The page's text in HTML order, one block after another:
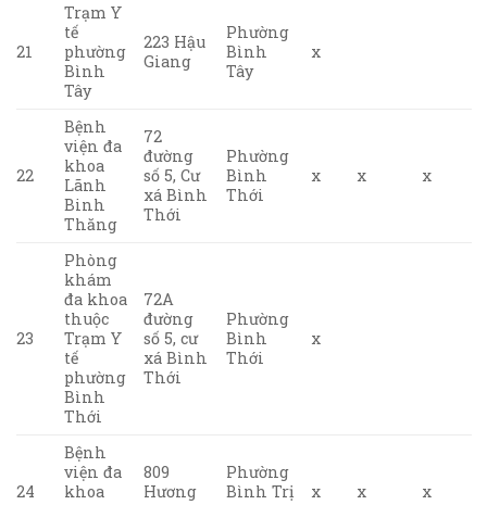
21
Trạm Y
tế
phường
Bình
Tây
223 Hậu
Giang
Phường
Bình
Tây
x
22
Bệnh
viện đa
khoa
Lãnh
Binh
Thăng
72
đường
số 5, Cư
xá Bình
Thới
Phường
Bình
Thới
x x x
23
Phòng
khám
đa khoa
thuộc
Trạm Y
tế
phường
Bình
Thới
72A
đường
số 5, cư
xá Bình
Thới
Phường
Bình
Thới
x
24
Bệnh
viện đa
khoa
809
Hương
Phường
Bình Trị
x x x